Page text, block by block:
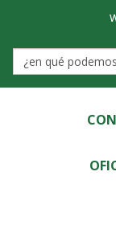
de
Castro-